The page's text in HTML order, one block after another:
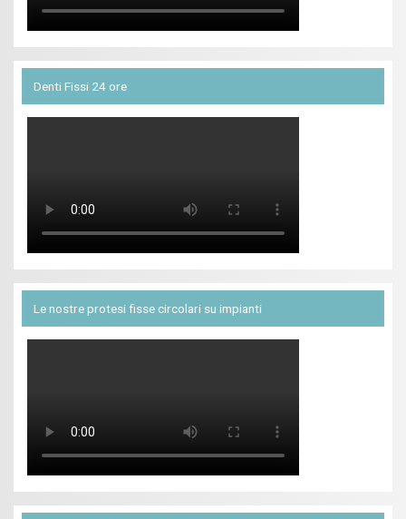
Denti Fissi 24 ore
Le nostre protesi fisse circolari su impianti